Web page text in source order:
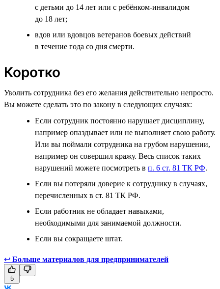
с детьми до 14 лет или с ребёнком-инвалидом
до 18 лет;
вдов или вдовцов ветеранов боевых действий
в течение года со дня смерти.
Коротко
Уволить сотрудника без его желания действительно непросто.
Вы можете сделать это по закону в следующих случаях:
Если сотрудник постоянно нарушает дисциплину,
например опаздывает или не выполняет свою работу.
Или вы поймали сотрудника на грубом нарушении,
например он совершил кражу. Весь список таких
нарушений можете посмотреть в п. 6 ст. 81 ТК РФ.
Если вы потеряли доверие к сотруднику в случаях,
перечисленных в ст. 81 ТК РФ.
Если работник не обладает навыками,
необходимыми для занимаемой должности.
Если вы сокращаете штат.
↩ Больше материалов для предпринимателей
5